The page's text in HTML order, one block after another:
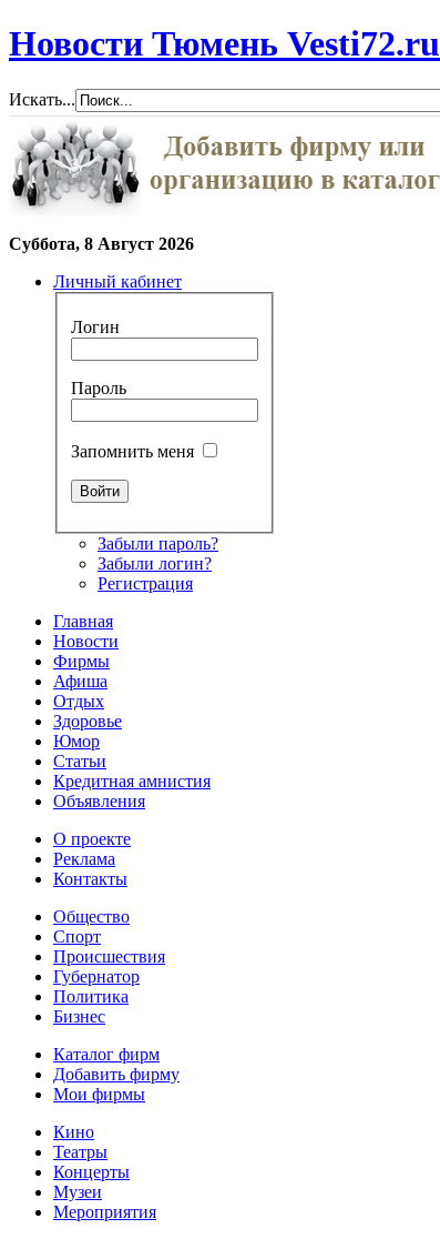
Новости Тюмень Vesti72.ru
Искать...
Суббота, 8 Август 2026
Личный кабинет
Логин
Пароль
Запомнить меня
Забыли пароль?
Забыли логин?
Регистрация
Главная
Новости
Фирмы
Афиша
Отдых
Здоровье
Юмор
Статьи
Кредитная амнистия
Объявления
О проекте
Реклама
Контакты
Общество
Спорт
Происшествия
Губернатор
Политика
Бизнес
Каталог фирм
Добавить фирму
Мои фирмы
Кино
Театры
Концерты
Музеи
Мероприятия